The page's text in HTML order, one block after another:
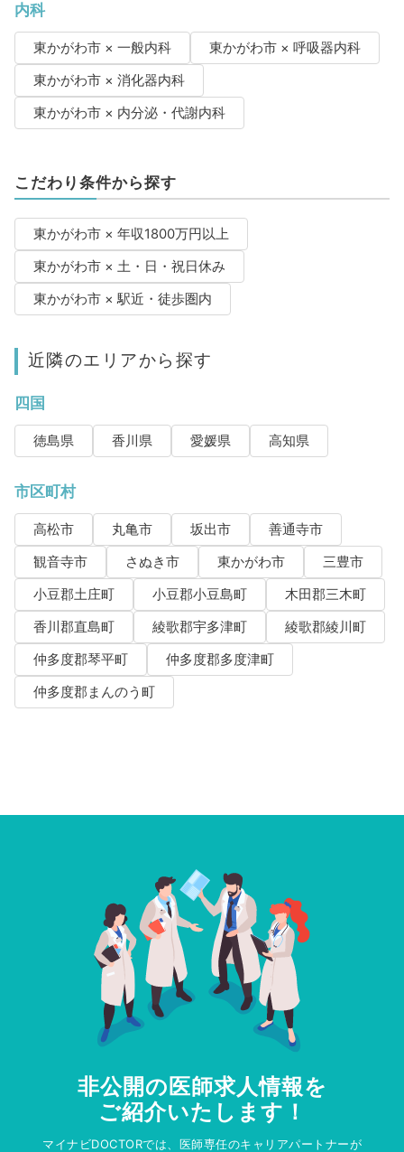
内科
東かがわ市 × 一般内科
東かがわ市 × 呼吸器内科
東かがわ市 × 消化器内科
東かがわ市 × 内分泌・代謝内科
こだわり条件から探す
東かがわ市 × 年収1800万円以上
東かがわ市 × 土・日・祝日休み
東かがわ市 × 駅近・徒歩圏内
近隣のエリアから探す
四国
徳島県 香川県 愛媛県 高知県
市区町村
高松市 丸亀市 坂出市
善通寺市
観音寺市
さぬき市 東かがわ市
三豊市
小豆郡土庄町
小豆郡小豆島町
木田郡三木町
香川郡直島町
綾歌郡宇多津町
綾歌郡綾川町
仲多度郡琴平町
仲多度郡多度津町
仲多度郡まんのう町
非公開の医師求人情報を
ご紹介いたします！
マイナビDOCTORでは、医師専任のキャリアパートナーが